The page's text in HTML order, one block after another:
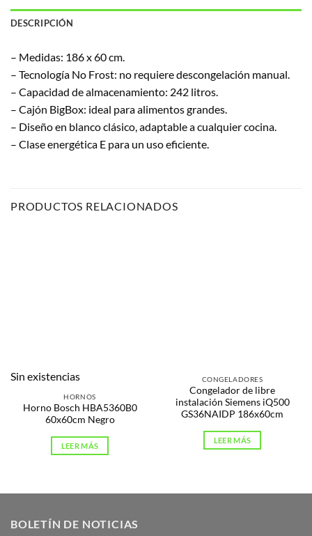
DESCRIPCIÓN
– Medidas: 186 x 60 cm.
– Tecnología No Frost: no requiere descongelación manual.
– Capacidad de almacenamiento: 242 litros.
– Cajón BigBox: ideal para alimentos grandes.
– Diseño en blanco clásico, adaptable a cualquier cocina.
– Clase energética E para un uso eficiente.
PRODUCTOS RELACIONADOS
Sin existencias
HORNOS
Horno Bosch HBA5360B0
60x60cm Negro
LEER MÁS
CONGELADORES
Congelador de libre
instalación Siemens iQ500
GS36NAIDP 186x60cm
LEER MÁS
BOLETÍN DE NOTICIAS